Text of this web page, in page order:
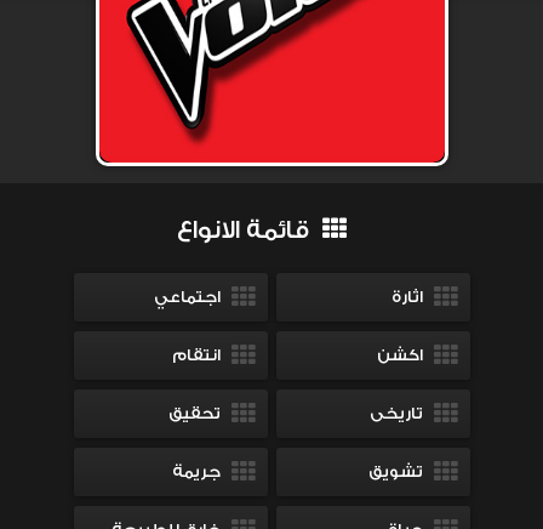
قائمة الانواع
اثارة اجتماعي
اكشن انتقام
تاريخى تحقيق
تشويق جريمة